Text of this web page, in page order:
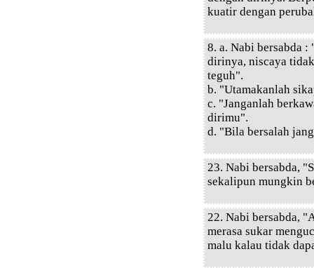
kuatir dengan
8. a. Nabi bersabda
dirinya, niscaya
teguh".
b. "Utamakanlah
c. "Janganlah
dirimu".
d. "Bila bersalah
23. Nabi bersabda,
sekalipun mungkin
22. Nabi bersabda,
merasa sukar
malu kalau tidak